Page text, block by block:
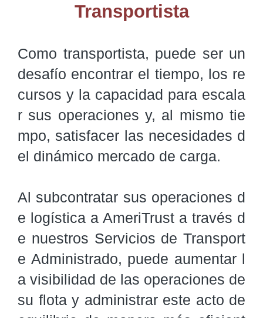
Transportista
Como transportista, puede ser un
desafío encontrar el tiempo, los re
cursos y la capacidad para escala
r sus operaciones y, al mismo tie
mpo, satisfacer las necesidades d
el dinámico mercado de carga.
Al subcontratar sus operaciones d
e logística a AmeriTrust a través d
e nuestros Servicios de Transport
e Administrado, puede aumentar l
a visibilidad de las operaciones de
su flota y administrar este acto de